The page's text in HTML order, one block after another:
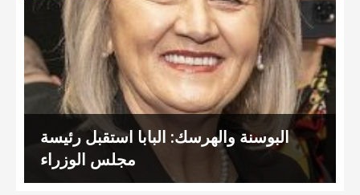
البوسنة والهرسك: البابا استقبل رئيسة
مجلس الوزراء